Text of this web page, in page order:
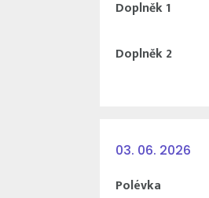
Doplněk 1
Doplněk 2
03. 06. 2026
Polévka